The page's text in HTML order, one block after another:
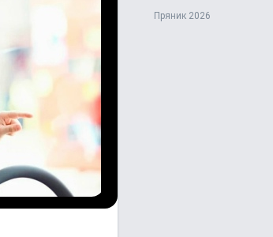
Пряник 2026